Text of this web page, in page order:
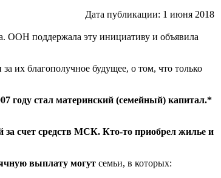
Дата публикации: 1 июня 2018
ООН поддержала эту инициативу и объявила
их благополучное будущее, о том, что только
году стал материнский (семейный) капитал.*
за счет средств МСК. Кто-то приобрел жилье и
выплату могут семьи, в которых: